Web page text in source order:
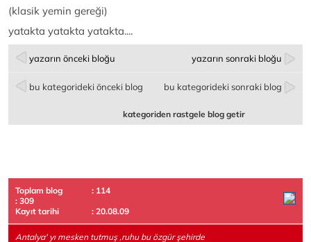
(klasik yemin gereği)
yatakta yatakta yatakta....
yazarın önceki bloğu yazarın sonraki bloğu
bu kategorideki önceki blog bu kategorideki sonraki blog
kategoriden rastgele blog getir
Toplam blog
: 114
: 309
Kayıt tarihi
: 20.08.09
Antalya' yı mesken tutmuş ,ruhu bu özgür şehirde